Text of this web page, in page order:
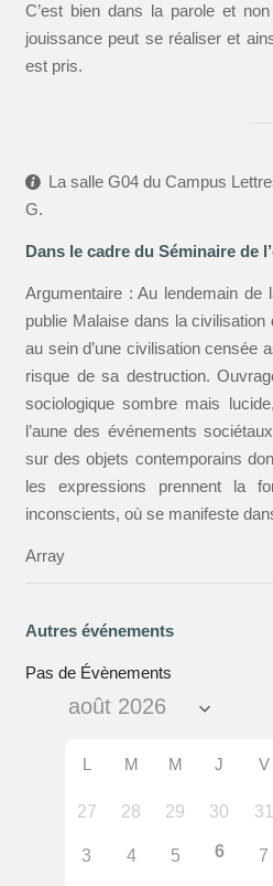
C’est bien dans la parole et
jouissance peut se réaliser et
est pris.
La salle G04 du Campus
G.
Dans le cadre du Séminaire de
Argumentaire : Au lendemain
publie Malaise dans la civilisation
au sein d’une civilisation censée
risque de sa destruction.
sociologique sombre mais
l’aune des événements
sur des objets contemporains
les expressions prennent la
inconscients, où se manifeste
Array
Autres événements
Pas de Évènements
L M M J V
27 28 29 30 31
3 4 5 6 7